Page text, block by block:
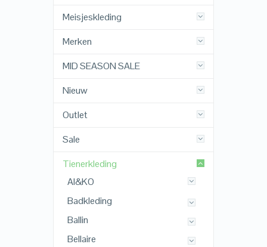
Meisjeskleding
Merken
MID SEASON SALE
Nieuw
Outlet
Sale
Tienerkleding
AI&KO
Badkleding
Ballin
Bellaire